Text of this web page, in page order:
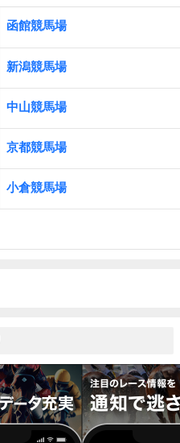
函館競馬場
新潟競馬場
中山競馬場
京都競馬場
小倉競馬場